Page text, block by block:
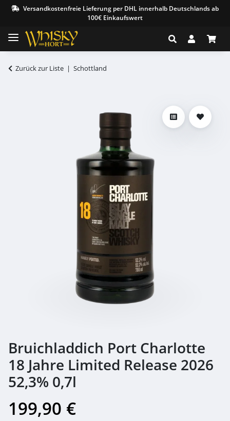
Versandkostenfreie Lieferung per DHL innerhalb Deutschlands ab
100€ Einkaufswert
Zurück zur Liste Schottland
Bruichladdich Port Charlotte
18 Jahre Limited Release 2026
52,3% 0,7l
199,90 €